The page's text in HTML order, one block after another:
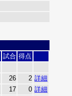
試合 得点
26 2 詳細
17 0 詳細